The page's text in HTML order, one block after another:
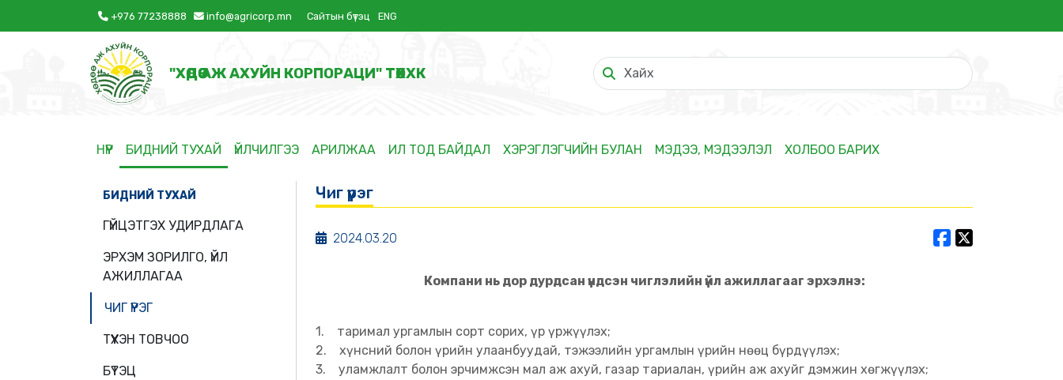
+976 77238888 info@agricorp.mn Сайтын бүтэц ENG
"ХӨДӨӨ АЖ АХУЙН КОРПОРАЦИ" ТӨХХК
НҮҮР БИДНИЙ ТУХАЙ ҮЙЛЧИЛГЭЭ АРИЛЖАА ИЛ ТОД БАЙДАЛ ХЭРЭГЛЭГЧИЙН БУЛАН МЭДЭЭ, МЭДЭЭЛЭЛ ХОЛБОО БАРИХ
БИДНИЙ ТУХАЙ
ГҮЙЦЭТГЭХ УДИРДЛАГА
ЭРХЭМ ЗОРИЛГО, ҮЙЛ
АЖИЛЛАГАА
ЧИГ ҮҮРЭГ
ТҮҮХЭН ТОВЧОО
БҮТЭЦ
Чиг үүрэг
2024.03.20
Компани нь дор дурдсан үндсэн чиглэлийн үйл ажиллагааг эрхэлнэ:
1. таримал ургамлын сорт сорих, үр үржүүлэх;
2. хүнсний болон үрийн улаанбуудай, тэжээлийн ургамлын үрийн нөөц бүрдүүлэх;
3. уламжлалт болон эрчимжсэн мал аж ахуй, газар тариалан, үрийн аж ахуйг дэмжин хөгжүүлэх;